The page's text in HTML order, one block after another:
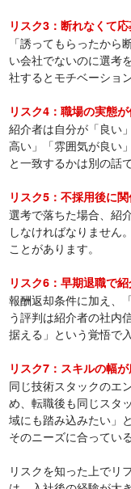
リスク3：断れなくて
「誘ってもらったか
い会社でないのに選考
社するとモチベーショ
リスク4：職場の実態
紹介者は自分が「良い
高い」「雰囲気が良い
と一致するかは別の話で
リスク5：不採用後に
選考で落ちた場合、紹
しなければなりません
ことがあります。
リスク6：早期退職で
報酬返却条件に加え、
う評判は紹介者の社内
据える」という覚悟で
リスク7：スキルの幅
同じ技術スタックのエ
め、転職後も同じスタ
域にも踏み込みたい」
そのニーズに合ってい
リスクを知った上でリ